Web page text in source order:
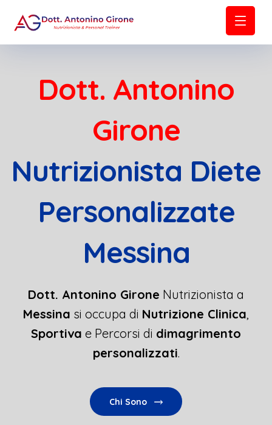
Dott. Antonino
Girone
Nutrizionista Diete
Personalizzate
Messina
Dott. Antonino Girone Nutrizionista a
Messina si occupa di Nutrizione Clinica,
Sportiva e Percorsi di dimagrimento
personalizzati.
Chi Sono